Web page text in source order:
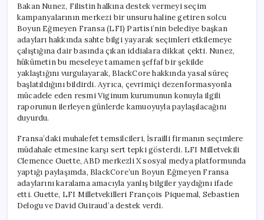
Bakan Nunez, Filistin halkına destek vermeyi seçim
kampanyalarının merkezi bir unsuru haline getiren solcu
Boyun Eğmeyen Fransa (LFI) Partisi’nin belediye başkan
adayları hakkında sahte bilgi yayarak seçimleri etkilemeye
çalıştığına dair basında çıkan iddialara dikkat çekti. Nunez,
hükümetin bu meseleye tamamen şeffaf bir şekilde
yaklaştığını vurgulayarak, BlackCore hakkında yasal süreç
başlatıldığını bildirdi. Ayrıca, çevrimiçi dezenformasyonla
mücadele eden resmi Viginum kurumunun konuyla ilgili
raporunun ilerleyen günlerde kamuoyuyla paylaşılacağını
duyurdu.
Fransa’daki muhalefet temsilcileri, İsrailli firmanın seçimlere
müdahale etmesine karşı sert tepki gösterdi. LFI Milletvekili
Clemence Guette, ABD merkezli X sosyal medya platformunda
yaptığı paylaşımda, BlackCore’un Boyun Eğmeyen Fransa
adaylarını karalama amacıyla yanlış bilgiler yaydığını ifade
etti. Guette, LFI Milletvekilleri François Piquemal, Sebastien
Delogu ve David Guiraud’a destek verdi.